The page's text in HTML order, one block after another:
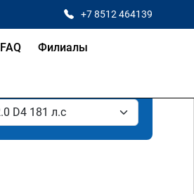
+7 8512 464139
FAQ Филиалы